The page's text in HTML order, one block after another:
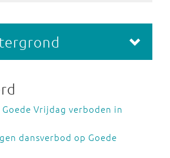
Goede Vrijdag verboden in
dansverbod op Goede